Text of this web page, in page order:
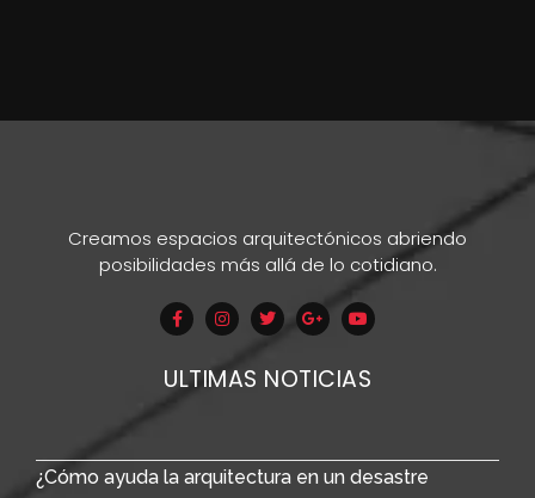
Creamos espacios arquitectónicos abriendo
posibilidades más allá de lo cotidiano.
ULTIMAS NOTICIAS
¿Cómo ayuda la arquitectura en un desastre